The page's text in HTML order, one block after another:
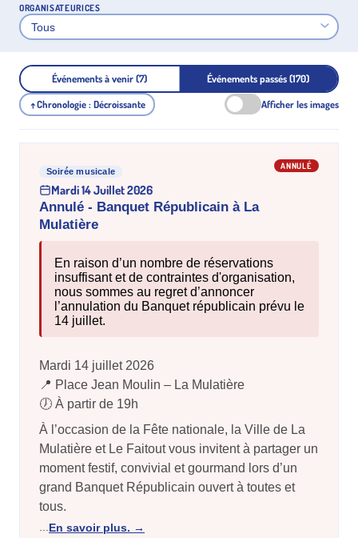
ORGANISATEURICES
Événements à venir (7) Événements passés (170)
↑Chronologie : Décroissante Afficher les images
Soirée musicale
ANNULÉ
Mardi 14 Juillet 2026
Annulé - Banquet Républicain à La
Mulatière
En raison d’un nombre de réservations
insuffisant et de contraintes d'organisation,
nous sommes au regret d’annoncer
l’annulation du Banquet républicain prévu le
14 juillet.
Mardi 14 juillet 2026
📍 Place Jean Moulin – La Mulatière
🕖 À partir de 19h
À l’occasion de la Fête nationale, la Ville de La
Mulatière et Le Faitout vous invitent à partager un
moment festif, convivial et gourmand lors d’un
grand Banquet Républicain ouvert à toutes et
tous.
...En savoir plus.